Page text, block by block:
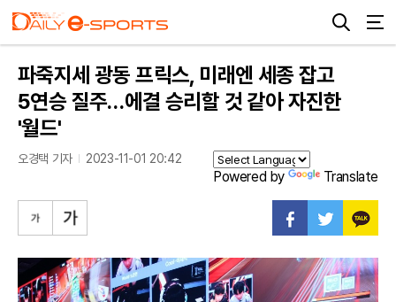
파죽지세 광동 프릭스, 미래엔 세종 잡고
5연승 질주…에결 승리할 것 같아 자진한
'월드'
오경택 기자 2023-11-01 20:42
Powered by Translate